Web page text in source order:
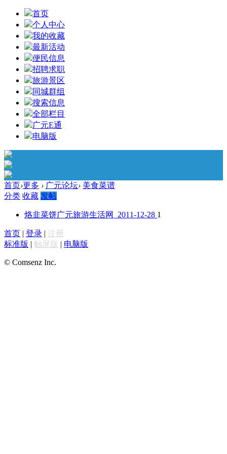
首页
个人中心
我的收藏
最新活动
便民信息
招聘求职
旅游景区
同城群组
搜索信息
全部栏目
广元E通
电脑版
首页›更多 › 广元论坛› 美食菜谱
分类 收藏 发帖
烙韭菜饼广元旅游生活网 2011-12-28 1
首页 | 登录 | 注册
标准版 | 触屏版 | 电脑版
© Comsenz Inc.